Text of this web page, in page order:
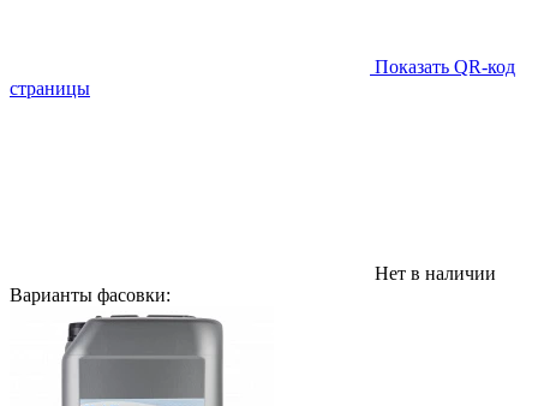
Показать QR-код
страницы
Нет в наличии
Варианты фасовки: